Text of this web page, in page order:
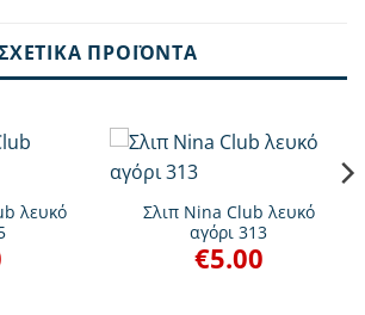
ΠΡΟΪΌΝΤΑ
λευκό
Σλιπ Nina Club λευκό
αγόρι 313
€5.00